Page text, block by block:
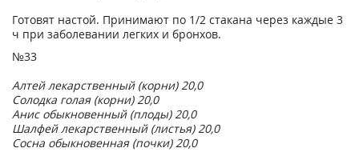
Готовят настой. Принимают по 1/2 стакана через каждые 3
ч при заболевании легких и бронхов.
№33
Алтей лекарственный (корни) 20,0
Солодка голая (корни) 20,0
Анис обыкновенный (плоды) 20,0
Шалфей лекарственный (листья) 20,0
Сосна обыкновенная (почки) 20,0